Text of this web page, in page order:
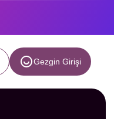
Gezgin Girişi